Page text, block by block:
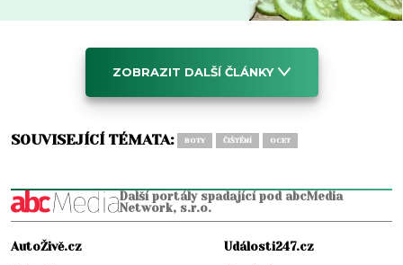
ZOBRAZIT DALŠÍ ČLÁNKY
SOUVISEJÍCÍ TÉMATA: BOTY ČIŠTĚNÍ OCET
Další portály spadající pod abcMedia
Network, s.r.o.
AutoŽivě.cz
Události247.cz